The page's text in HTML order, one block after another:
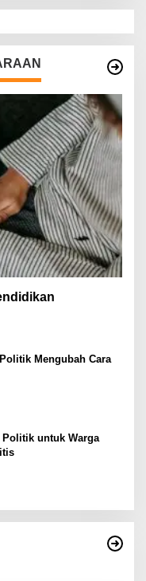
Mengubah Cara
untuk Warga